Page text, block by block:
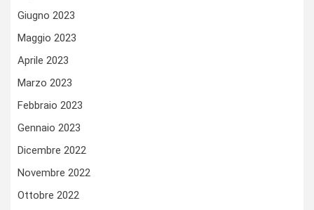
Giugno 2023
Maggio 2023
Aprile 2023
Marzo 2023
Febbraio 2023
Gennaio 2023
Dicembre 2022
Novembre 2022
Ottobre 2022